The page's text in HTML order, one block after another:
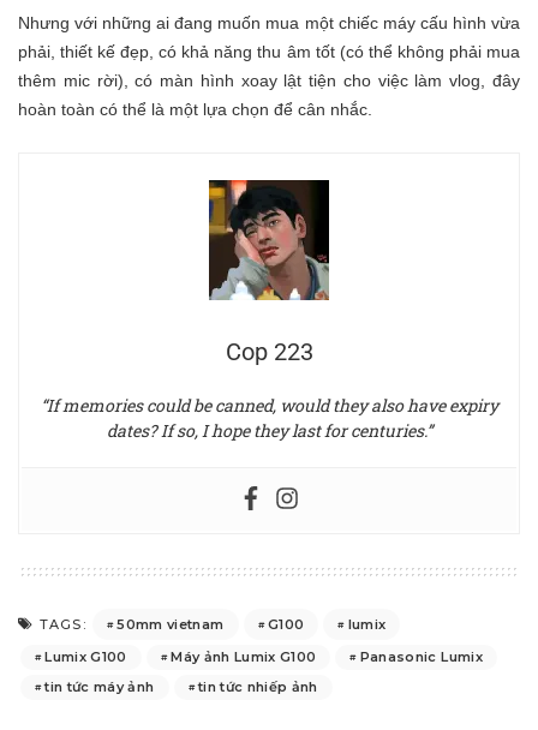
Nhưng với những ai đang muốn mua một chiếc máy cấu hình vừa
phải, thiết kế đẹp, có khả năng thu âm tốt (có thể không phải mua
thêm mic rời), có màn hình xoay lật tiện cho việc làm vlog, đây
hoàn toàn có thể là một lựa chọn để cân nhắc.
Cop 223
“If memories could be canned, would they also have expiry
dates? If so, I hope they last for centuries.”
TAGS: 50mm vietnam G100
lumix
Lumix G100
Máy ảnh Lumix G100
Panasonic Lumix
tin tức máy ảnh
tin tức nhiếp ảnh